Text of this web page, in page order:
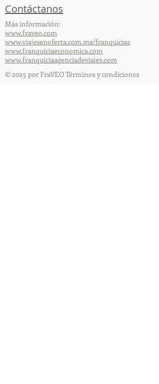
Contáctanos
Más información:
www.fraveo.com
www.viajesenoferta.com.mx/franquicias
www.franquiciaeconomica.com
www.franquiciaagenciadeviajes.com
© 2025 por FraVEO Términos y condiciones